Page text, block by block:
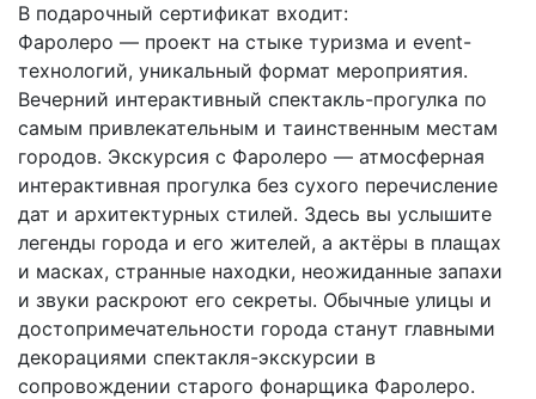
В подарочный сертификат входит:
Фаролеро — проект на стыке туризма и event-
технологий, уникальный формат мероприятия.
Вечерний интерактивный спектакль-прогулка по
самым привлекательным и таинственным местам
городов. Экскурсия с Фаролеро — атмосферная
интерактивная прогулка без сухого перечисление
дат и архитектурных стилей. Здесь вы услышите
легенды города и его жителей, а актёры в плащах
и масках, странные находки, неожиданные запахи
и звуки раскроют его секреты. Обычные улицы и
достопримечательности города станут главными
декорациями спектакля-экскурсии в
сопровождении старого фонарщика Фаролеро.